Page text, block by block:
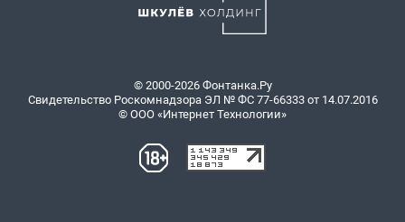
© 2000-2026 Фонтанка.Ру
Свидетельство Роскомнадзора ЭЛ № ФС 77-66333 от 14.07.2016
© ООО «Интернет Технологии»